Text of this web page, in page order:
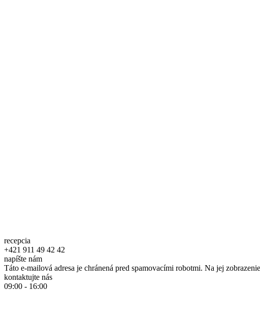
recepcia
+421 911 49 42 42
napíšte nám
Táto e-mailová adresa je chránená pred spamovacími robotmi. Na jej
kontaktujte nás
09:00 - 16:00